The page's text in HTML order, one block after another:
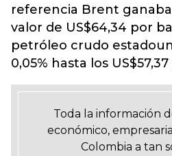
referencia Brent ganaba
valor de US$64,34 por
petróleo crudo
0,05% hasta los
Toda la información
económico,
Colombia a tan